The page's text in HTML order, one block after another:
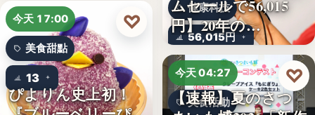
文字
今天 17:00
美食甜點
13
ぴよりん史上初！
♡
健康科技
56,015円
ムセールで56,015
円】20年の…
今天 04:27
美食活動
【速報】夏のさつ
♡